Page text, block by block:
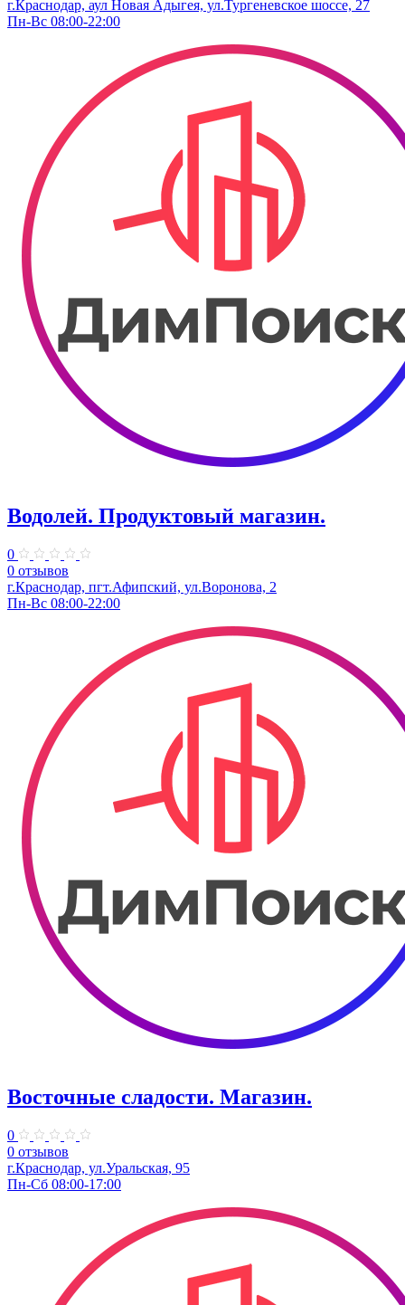
г.Краснодар, аул Новая Адыгея, ул.Тургеневское шоссе, 27
Пн-Вс 08:00-22:00
Водолей. Продуктовый магазин.
0
0 отзывов
г.Краснодар, пгт.Афипский, ул.Воронова, 2
Пн-Вс 08:00-22:00
Восточные сладости. Магазин.
0
0 отзывов
г.Краснодар, ул.Уральская, 95
Пн-Сб 08:00-17:00